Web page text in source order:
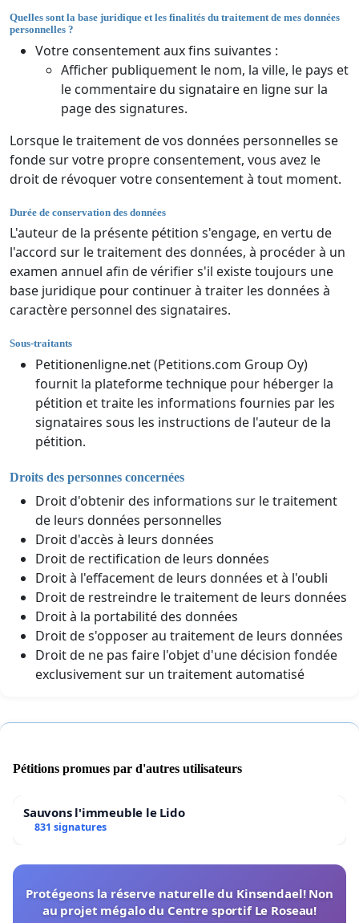
Quelles sont la base juridique et les finalités du traitement de mes données
personnelles ?
Votre consentement aux fins suivantes :
Afficher publiquement le nom, la ville, le pays et
le commentaire du signataire en ligne sur la
page des signatures.
Lorsque le traitement de vos données personnelles se
fonde sur votre propre consentement, vous avez le
droit de révoquer votre consentement à tout moment.
Durée de conservation des données
L'auteur de la présente pétition s'engage, en vertu de
l'accord sur le traitement des données, à procéder à un
examen annuel afin de vérifier s'il existe toujours une
base juridique pour continuer à traiter les données à
caractère personnel des signataires.
Sous-traitants
Petitionenligne.net (Petitions.com Group Oy)
fournit la plateforme technique pour héberger la
pétition et traite les informations fournies par les
signataires sous les instructions de l'auteur de la
pétition.
Droits des personnes concernées
Droit d'obtenir des informations sur le traitement
de leurs données personnelles
Droit d'accès à leurs données
Droit de rectification de leurs données
Droit à l'effacement de leurs données et à l'oubli
Droit de restreindre le traitement de leurs données
Droit à la portabilité des données
Droit de s'opposer au traitement de leurs données
Droit de ne pas faire l'objet d'une décision fondée
exclusivement sur un traitement automatisé
Pétitions promues par d'autres utilisateurs
Sauvons l'immeuble le Lido
831 signatures
Protégeons la réserve naturelle du Kinsendael! Non
au projet mégalo du Centre sportif Le Roseau!